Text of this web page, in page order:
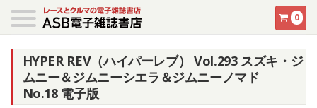
0
HYPER REV（ハイパーレブ） Vol.293 スズキ・ジ
ムニー＆ジムニーシエラ＆ジムニーノマド
No.18 電子版